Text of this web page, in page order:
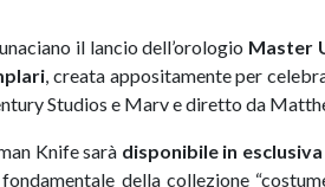
il lancio dell’orologio Master
, creata appositamente per
Studios e Marv e diretto da
Knife sarà disponibile in esclusiva
della collezione